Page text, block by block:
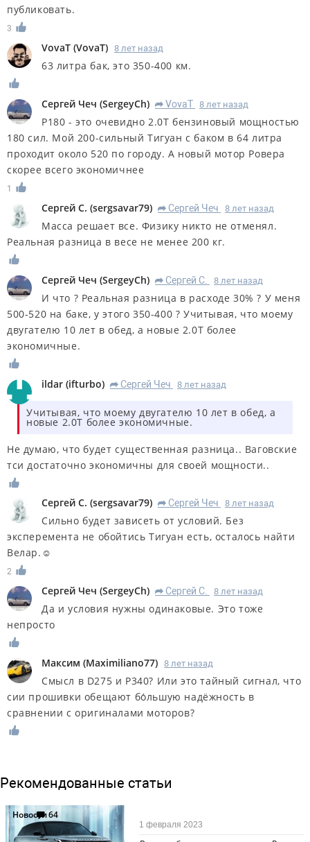
публиковать.
3
VovaT (VovaT) 8 лет назад
63 литра бак, это 350-400 км.
Сергей Чеч (SergeyCh) R VovaT 8 лет назад
Р180 - это очевидно 2.0Т бензиновый мощностью
180 сил. Мой 200-сильный Тигуан с баком в 64 литра
проходит около 520 по городу. А новый мотор Ровера
скорее всего экономичнее
1
Сергей С. (sergsavar79) R Сергей Чеч 8 лет назад
Масса решает все. Физику никто не отменял.
Реальная разница в весе не менее 200 кг.
Сергей Чеч (SergeyCh) R Сергей С. 8 лет назад
И что ? Реальная разница в расходе 30% ? У меня
500-520 на баке, у этого 350-400 ? Учитывая, что моему
двугателю 10 лет в обед, а новые 2.0Т более
экономичные.
ildar (ifturbo) R Сергей Чеч 8 лет назад
Учитывая, что моему двугателю 10 лет в обед, а
новые 2.0Т более экономичные.
Не думаю, что будет существенная разница.. Ваговские
тси достаточно экономичны для своей мощности..
Сергей С. (sergsavar79) R Сергей Чеч 8 лет назад
Сильно будет зависеть от условий. Без
эксперемента не обойтись Тигуан есть, осталось найти
Велар.☺
2
Сергей Чеч (SergeyCh) R Сергей С. 8 лет назад
Да и условия нужны одинаковые. Это тоже
непросто
Максим (Maximiliano77) 8 лет назад
Смысл в D275 и P340? Или это тайный сигнал, что
сии прошивки обещают бо́льшую надёжность в
сравнении с оригиналами моторов?
Рекомендованные статьи
Новости64
1 февраля 2023